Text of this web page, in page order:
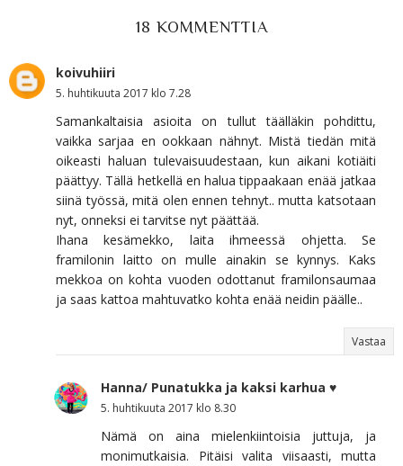
18 KOMMENTTIA
koivuhiiri
5. huhtikuuta 2017 klo 7.28
Samankaltaisia asioita on tullut täälläkin pohdittu,
vaikka sarjaa en ookkaan nähnyt. Mistä tiedän mitä
oikeasti haluan tulevaisuudestaan, kun aikani kotiäiti
päättyy. Tällä hetkellä en halua tippaakaan enää jatkaa
siinä työssä, mitä olen ennen tehnyt.. mutta katsotaan
nyt, onneksi ei tarvitse nyt päättää.
Ihana kesämekko, laita ihmeessä ohjetta. Se
framilonin laitto on mulle ainakin se kynnys. Kaks
mekkoa on kohta vuoden odottanut framilonsaumaa
ja saas kattoa mahtuvatko kohta enää neidin päälle..
Vastaa
Hanna/ Punatukka ja kaksi karhua ♥
5. huhtikuuta 2017 klo 8.30
Nämä on aina mielenkiintoisia juttuja, ja
monimutkaisia. Pitäisi valita viisaasti, mutta